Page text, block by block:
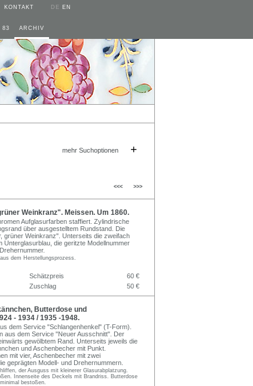
KONTAKT DE EN
83 ARCHIV
mehr Suchoptionen +
<<< >>>
Weinkranz". Meissen. Um 1860.
Aufglasurfarben staffiert. Zylindrische
über ausgestelltem Rundstand. Die
grüner Weinkranz". Unterseits die zweifach
Unterglasurblau, die geritzte Modellnummer
dem Herstellungsprozess.
Schätzpreis
60 €
Zuschlag
50 €
Butterdose und
- 1934 / 1935 -1948.
dem Service "Schlangenhenkel" (T-Form).
aus dem Service "Neuer Ausschnitt". Der
gewölbtem Rand. Unterseits jeweils die
und Aschenbecher mit Punkt.
mit vier, Aschenbecher mit zwei
geprägten Modell- und Drehernummern.
der Ausguss mit kleinerer Glasurabplatzung.
Innenseite des Deckels mit Brandriss. Butterdose
bestoßen.